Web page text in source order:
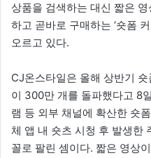
상품을 검색하는 대신 짧은
하고 곧바로 구매하는 ‘숏폼
오르고 있다.
CJ온스타일은 올해 상반기
이 300만 개를 돌파했다고 8
램 등 외부 채널에 확산한 숏
체 앱 내 숏츠 시청 후 발생한
꼴로 팔린 셈이다. 짧은 영상